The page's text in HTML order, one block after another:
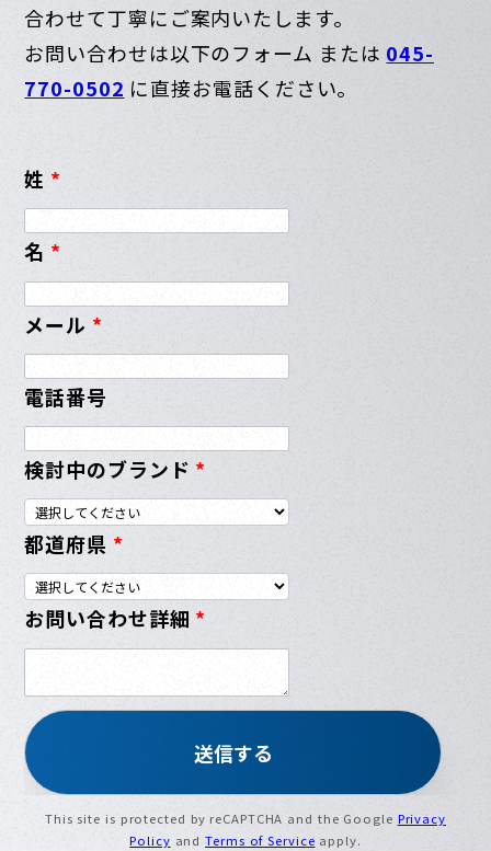
合わせて丁寧にご案内いたします。
お問い合わせは以下のフォーム または 045-
770-0502 に直接お電話ください。
姓 *
名 *
メール *
電話番号
検討中のブランド *
都道府県 *
お問い合わせ詳細 *
This site is protected by reCAPTCHA and the Google Privacy
Policy andTerms of Service apply.